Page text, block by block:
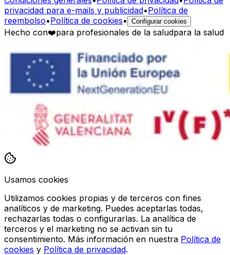
privacidad para e-mails y publicidad•Política de
reembolso•Política de cookies• Configurar cookies
Hecho con❤️para profesionales de la saludpara la salud
Usamos cookies
Utilizamos cookies propias y de terceros con fines
analíticos y de marketing. Puedes aceptarlas todas,
rechazarlas todas o configurarlas. La analítica de
terceros y el marketing no se activan sin tu
consentimiento. Más información en nuestra Política de
cookies y Política de privacidad.